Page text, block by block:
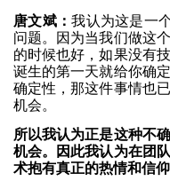
唐文斌：我认为这是一
问题。因为当我们做这
的时候也好，如果没有
诞生的第一天就给你确
确定性，那这件事情也
机会。
所以我认为正是这种不
机会。因此我认为在团
术抱有真正的热情和信仰